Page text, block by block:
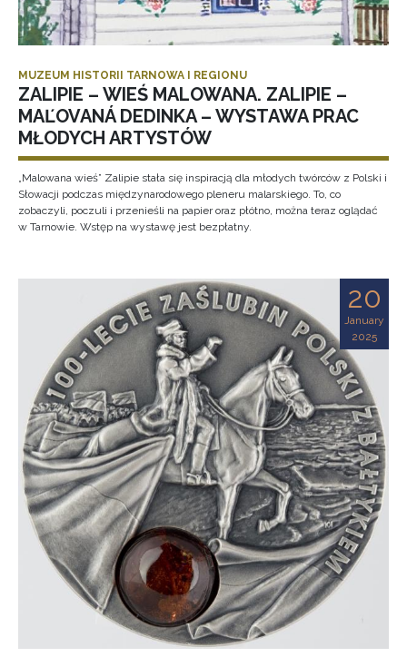
MUZEUM HISTORII TARNOWA I REGIONU
ZALIPIE – WIEŚ MALOWANA. ZALIPIE –
MAĽOVANÁ DEDINKA – WYSTAWA PRAC
MŁODYCH ARTYSTÓW
„Malowana wieś” Zalipie stała się inspiracją dla młodych twórców z Polski i
Słowacji podczas międzynarodowego pleneru malarskiego. To, co
zobaczyli, poczuli i przenieśli na papier oraz płótno, można teraz oglądać
w Tarnowie. Wstęp na wystawę jest bezpłatny.
20
January
2025